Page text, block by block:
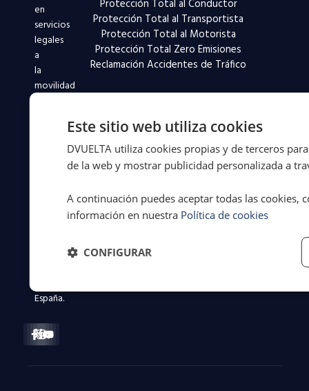
en
servicios
legales
a
la
movilidad
defendiendo
conductores
España.
Facebook-
f
X-
twitter
Instagram
Linkedin-
in
Youtube
Protección Total al Conductor
Protección Total al Transportista
Protección Total al Motorista
Protección Total Zero Emisiones
Reclamación Accidentes de Tráfico
Este sitio web utiliza cookies
DVUELTA utiliza cookies propias y de terceros
de la web y mostrar publicidad personalizada a
A continuación puedes aceptar todas las cookies,
información en nuestra Política de cookies
CONFIGURAR